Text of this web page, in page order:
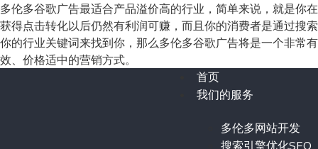
多伦多谷歌广告最适合产品溢价高的行业，简单来说，就是你在
获得点击转化以后仍然有利润可赚，而且你的消费者是通过搜索
你的行业关键词来找到你，那么多伦多谷歌广告将是一个非常有
效、价格适中的营销方式。
首页
我们的服务
多伦多网站开发